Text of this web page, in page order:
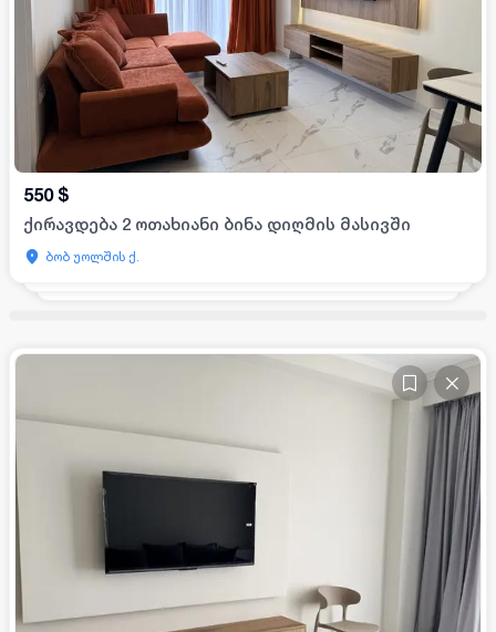
550 $
ქირავდება 2 ოთახიანი ბინა დიღმის მასივში
ბობ უოლშის ქ.